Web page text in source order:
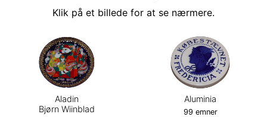
Klik på et billede for at se nærmere.
Aladin
Bjørn Wiinblad
Aluminia
99 emner